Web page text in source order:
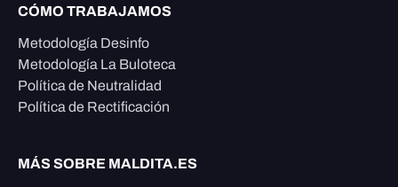
CÓMO TRABAJAMOS
Metodología Desinfo
Metodología La Buloteca
Política de Neutralidad
Política de Rectificación
MÁS SOBRE MALDITA.ES